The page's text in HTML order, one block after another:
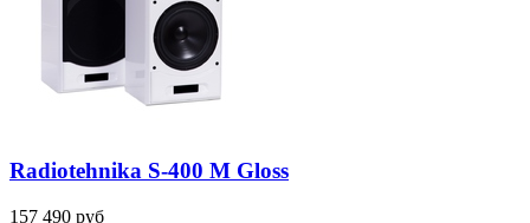
Radiotehnika S-400 M Gloss
157 490 руб